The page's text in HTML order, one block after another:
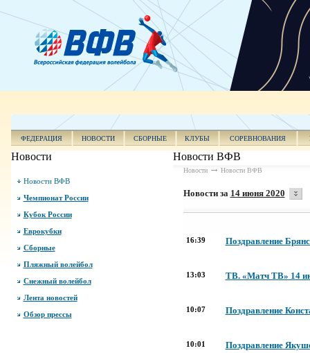
ФЕДЕРАЦИЯ НОВОСТИ СБОРНЫЕ КЛУБЫ СОРЕВНОВАНИЯ
Новости
Новости ВФВ
Чемпионат России
Кубок России
Еврокубки
Сборные
Пляжный волейбол
Снежный волейбол
Лента новостей
Обзор прессы
Новости ВФВ
Новости Новости ВФВ
Новости за 14 июня 2020
16:39 Поздравление
13:03 ТВ. «Матч ТВ» 14
10:07 Поздравление
10:01 Поздравление